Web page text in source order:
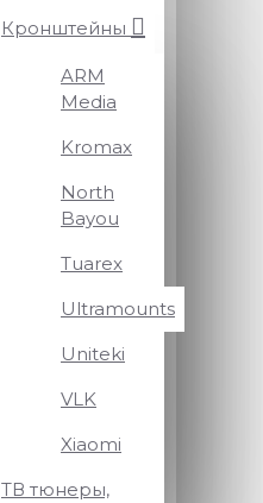
Кронштейны
ARM
Media
Kromax
North
Bayou
Tuarex
Ultramounts
Uniteki
VLK
Xiaomi
ТВ тюнеры,